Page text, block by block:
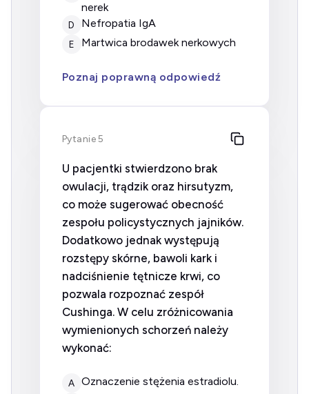
nerek
D nefropatia IgA
E martwica brodawek nerkowych
Poznaj poprawną odpowiedź
Pytanie 5
U pacjentki stwierdzono brak
owulacji, trądzik oraz hirsutyzm,
co może sugerować obecność
zespołu policystycznych jajników.
Dodatkowo jednak występują
rozstępy skórne, bawoli kark i
nadciśnienie tętnicze krwi, co
pozwala rozpoznać zespół
Cushinga. W celu zróżnicowania
wymienionych schorzeń należy
wykonać:
A oznaczenie stężenia estradiolu.